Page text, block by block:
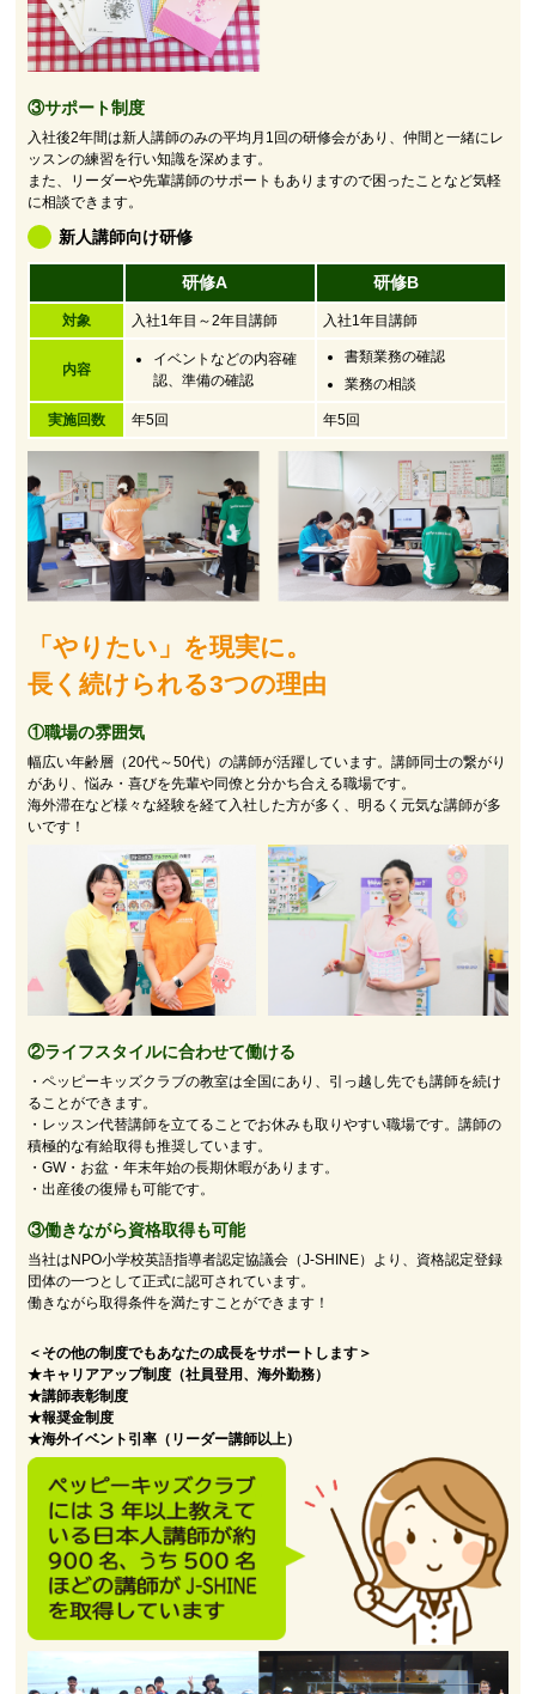
③サポート制度
入社後2年間は新人講師のみの平均月1回の研修会があり、仲間と一緒にレ
ッスンの練習を行い知識を深めます。
また、リーダーや先輩講師のサポートもありますので困ったことなど気軽
に相談できます。
新人講師向け研修
研修A 研修B
対象 入社1年目～2年目講師 入社1年目講師
内容
イベントなどの内容確
認、準備の確認
書類業務の確認
業務の相談
実施回数 年5回 年5回
「やりたい」を現実に。
長く続けられる3つの理由
①職場の雰囲気
幅広い年齢層（20代～50代）の講師が活躍しています。講師同士の繋がり
があり、悩み・喜びを先輩や同僚と分かち合える職場です。
海外滞在など様々な経験を経て入社した方が多く、明るく元気な講師が多
いです！
②ライフスタイルに合わせて働ける
・ペッピーキッズクラブの教室は全国にあり、引っ越し先でも講師を続け
ることができます。
・レッスン代替講師を立てることでお休みも取りやすい職場です。講師の
積極的な有給取得も推奨しています。
・GW・お盆・年末年始の長期休暇があります。
・出産後の復帰も可能です。
③働きながら資格取得も可能
当社はNPO小学校英語指導者認定協議会（J-SHINE）より、資格認定登録
団体の一つとして正式に認可されています。
働きながら取得条件を満たすことができます！
＜その他の制度でもあなたの成長をサポートします＞
★キャリアアップ制度（社員登用、海外勤務）
★講師表彰制度
★報奨金制度
★海外イベント引率（リーダー講師以上）